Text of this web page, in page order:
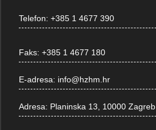
Telefon:+385 1 4677 390
Faks:+385 1 4677 180
E-adresa: info@hzhm.hr
Adresa: Planinska 13, 10000 Zagreb